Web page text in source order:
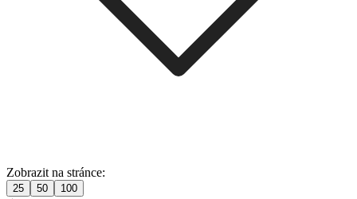
Zobrazit na stránce:
25 50 100